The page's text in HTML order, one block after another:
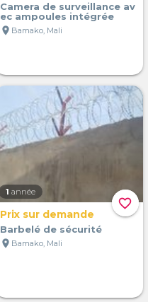
Camera de surveillance av
ec ampoules intégrée
location_on Bamako, Mali
favorite_border
1 année
Prix sur demande
Barbelé de sécurité
location_on Bamako, Mali